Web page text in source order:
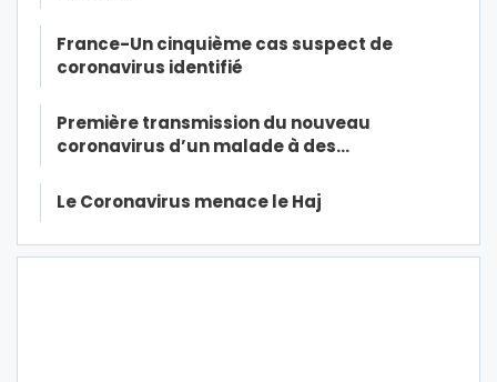
France-Un cinquième cas suspect de
coronavirus identifié
Première transmission du nouveau
coronavirus d’un malade à des…
Le Coronavirus menace le Haj